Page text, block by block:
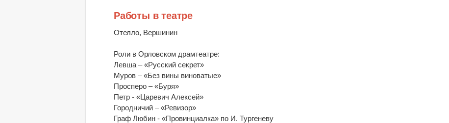
Работы в театре
Отелло, Вершинин
Роли в Орловском драмтеатре:
Левша – «Русский секрет»
Муров – «Без вины виноватые»
Просперо – «Буря»
Петр - «Царевич Алексей»
Городничий – «Ревизор»
Граф Любин - «Провинциалка» по И. Тургеневу